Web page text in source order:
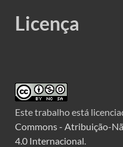
Licença
Este trabalho está
Commons - Atribuição-
4.0 Internacional